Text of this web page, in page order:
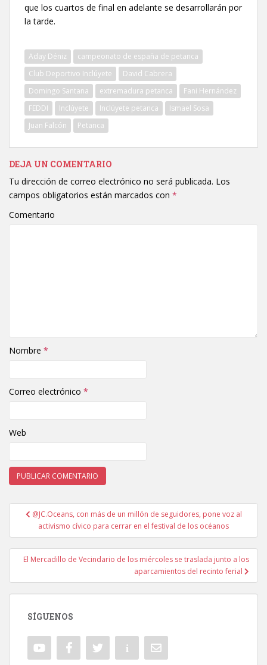
que los cuartos de final en adelante se desarrollarán por
la tarde.
Aday Déniz
campeonato de españa de petanca
Club Deportivo Inclúyete
David Cabrera
Domingo Santana
extremadura petanca
Fani Hernández
FEDDI
Inclúyete Inclúyete petanca
Ismael Sosa
Juan Falcón
Petanca
DEJA UN COMENTARIO
Tu dirección de correo electrónico no será publicada. Los
campos obligatorios están marcados con *
Comentario
Nombre *
Correo electrónico *
Web
Navegación de entradas
@JC.Oceans, con más de un millón de seguidores, pone voz al
activismo cívico para cerrar en el festival de los océanos
El Mercadillo de Vecindario de los miércoles se traslada junto a los
aparcamientos del recinto ferial
SÍGUENOS